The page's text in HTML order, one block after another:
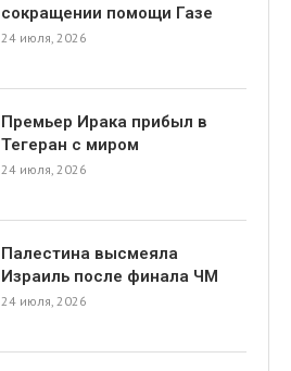
сокращении помощи Газе
24 июля, 2026
Премьер Ирака прибыл в
Тегеран с миром
24 июля, 2026
Палестина высмеяла
Израиль после финала ЧМ
24 июля, 2026